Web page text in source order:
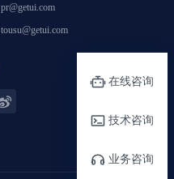
pr@getui.com
tousu@getui.com
在线咨询
技术咨询
业务咨询